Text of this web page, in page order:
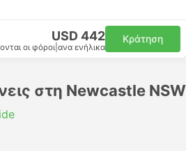
USD 442
οι φόροι ανα ενήλικα
Κράτηση
στη Newcastle NSW